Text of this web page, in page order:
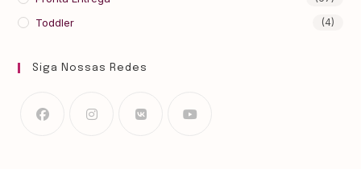
Toddler (4)
Siga Nossas Redes